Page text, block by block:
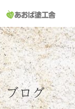
ブログ